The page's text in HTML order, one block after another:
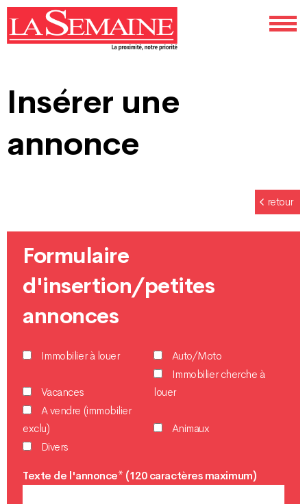
Insérer une
annonce
retour
Formulaire
d'insertion/petites
annonces
Immobilier à louer Auto/Moto
Vacances
Immobilier cherche à
louer
A vendre (immobilier
exclu)
Animaux
Divers
Texte de l'annonce* (120 caractères maximum)